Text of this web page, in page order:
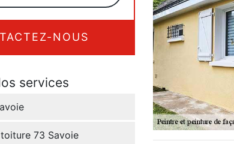
NOUS
services
73 Savoie